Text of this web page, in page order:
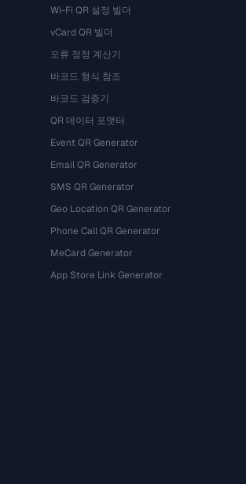
Wi-Fi QR 설정 빌더
vCard QR 빌더
오류 정정 계산기
바코드 형식 참조
바코드 검증기
QR 데이터 포맷터
Event QR Generator
Email QR Generator
SMS QR Generator
Geo Location QR Generator
Phone Call QR Generator
MeCard Generator
App Store Link Generator